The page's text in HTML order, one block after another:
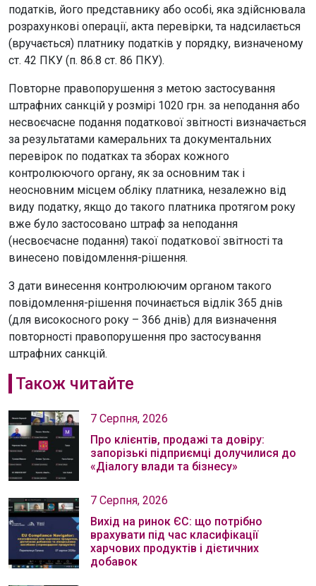
податків, його представнику або особі, яка здійснювала
розрахункові операції, акта перевірки, та надсилається
(вручається) платнику податків у порядку, визначеному
ст. 42 ПКУ (п. 86.8 ст. 86 ПКУ).
Повторне правопорушення з метою застосування
штрафних санкцій у розмірі 1020 грн. за неподання або
несвоєчасне подання податкової звітності визначається
за результатами камеральних та документальних
перевірок по податках та зборах кожного
контролюючого органу, як за основним так і
неосновним місцем обліку платника, незалежно від
виду податку, якщо до такого платника протягом року
вже було застосовано штраф за неподання
(несвоєчасне подання) такої податкової звітності та
винесено повідомлення-рішення.
З дати винесення контролюючим органом такого
повідомлення-рішення починається відлік 365 днів
(для високосного року – 366 днів) для визначення
повторності правопорушення про застосування
штрафних санкцій.
Також читайте
7 Серпня, 2026
Про клієнтів, продажі та довіру:
запорізькі підприємці долучилися до
«Діалогу влади та бізнесу»
7 Серпня, 2026
Вихід на ринок ЄС: що потрібно
врахувати під час класифікації
харчових продуктів і дієтичних
добавок